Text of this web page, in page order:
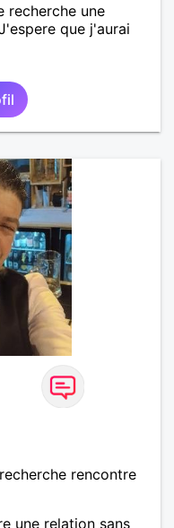
recherche une
que j'aurai
rencontre
une relation sans